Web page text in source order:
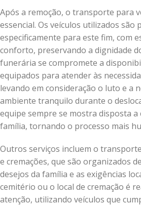
Após a remoção, o transporte para
essencial. Os veículos utilizados são
especificamente para este fim, com
conforto, preservando a dignidade
funerária se compromete a
equipados para atender às
levando em consideração o luto e a
ambiente tranquilo durante o
equipe sempre se mostra disposta
família, tornando o processo mais
Outros serviços incluem o
e cremações, que são organizados
desejos da família e as exigências
cemitério ou o local de cremação é
atenção, utilizando veículos que